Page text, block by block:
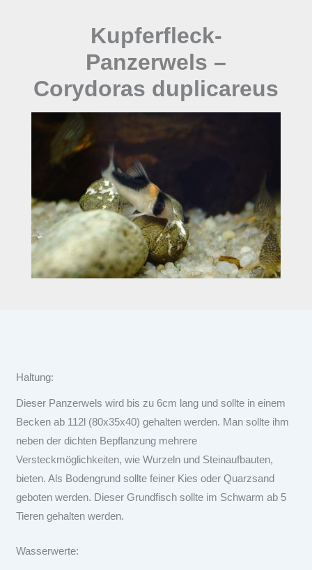
Kupferfleck-
Panzerwels –
Corydoras duplicareus
Haltung:
Dieser Panzerwels wird bis zu 6cm lang und sollte in einem
Becken ab 112l (80x35x40) gehalten werden. Man sollte ihm
neben der dichten Bepflanzung mehrere
Versteckmöglichkeiten, wie Wurzeln und Steinaufbauten,
bieten. Als Bodengrund sollte feiner Kies oder Quarzsand
geboten werden. Dieser Grundfisch sollte im Schwarm ab 5
Tieren gehalten werden.
Wasserwerte: